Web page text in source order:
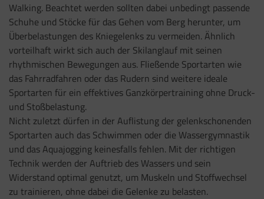
Walking. Beachtet werden sollten dabei unbedingt passende
Schuhe und Stöcke für das Gehen vom Berg herunter, um
Überbelastungen des Kniegelenks zu vermeiden. Ähnlich
vorteilhaft wirkt sich auch der Skilanglauf mit seinen
rhythmischen Bewegungen aus. Fließende Sportarten wie
das Fahrradfahren oder das Rudern sind weitere ideale
Sportarten für ein effektives Ganzkörpertraining ohne Druck-
und Stoßbelastung.
Nicht zuletzt dürfen in der Auflistung der gelenkschonenden
Sportarten auch das Schwimmen oder die Wassergymnastik
und das Aquajogging keinesfalls fehlen. Mit der richtigen
Technik werden der Auftrieb des Wassers und sein
Widerstand optimal genutzt, um Muskeln und Stoffwechsel
zu trainieren, ohne dabei die Gelenke zu belasten.